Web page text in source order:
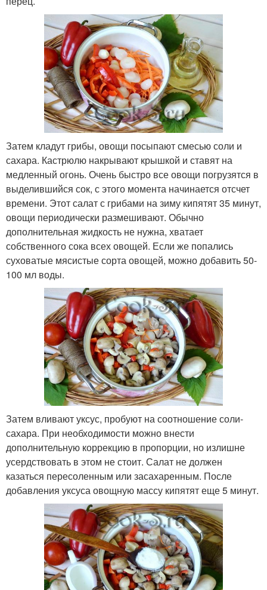
Затем кладут грибы, овощи посыпают смесью соли и
сахара. Кастрюлю накрывают крышкой и ставят на
медленный огонь. Очень быстро все овощи погрузятся в
выделившийся сок, с этого момента начинается отсчет
времени. Этот салат с грибами на зиму кипятят 35 минут,
овощи периодически размешивают. Обычно
дополнительная жидкость не нужна, хватает
собственного сока всех овощей. Если же попались
суховатые мясистые сорта овощей, можно добавить 50-
100 мл воды.
Затем вливают уксус, пробуют на соотношение соли-
сахара. При необходимости можно внести
дополнительную коррекцию в пропорции, но излишне
усердствовать в этом не стоит. Салат не должен
казаться пересоленным или засахаренным. После
добавления уксуса овощную массу кипятят еще 5 минут.